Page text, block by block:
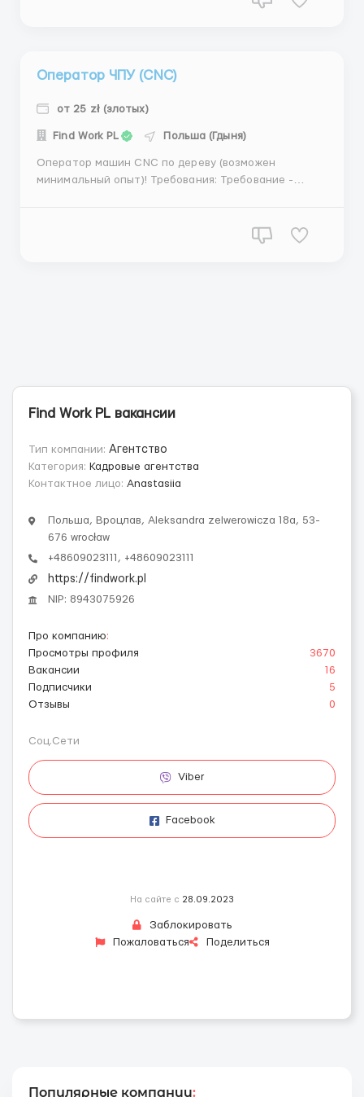
Оператор ЧПУ (CNC)
от 25 zł (злотых)
Find Work PL Польша (Гдыня)
Оператор машин CNC по дереву (возможен
минимальный опыт)! Требования: Требование -
Find Work PL вакансии
Тип компании: Агентство
Категория: Кадровые агентства
Контактное лицо: Anastasiia
Польша, Вроцлав, Aleksandra zelwerowicza 18a, 53-
676 wrocław
+48609023111, +48609023111
https://findwork.pl
NIP: 8943075926
Про компанию:
Просмотры профиля
3670
Вакансии
16
Подписчики
5
Отзывы
0
Соц.Сети
Viber
Facebook
На сайте с 28.09.2023
Заблокировать
Пожаловаться
Поделиться
Популярные компании: